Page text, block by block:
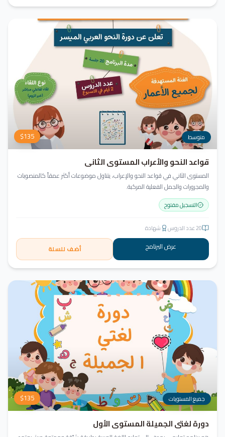
متوسط $135
قواعد النحو والأعراب المستوى الثاني
المستوى الثاني في قواعد النحو والإعراب، يتناول موضوعات أكثر عمقاً كالمنصوبات
والمجرورات والجمل الفعلية المركبة.
التسجيل مفتوح
20عدد الدروس شهادة
عرض البرنامج أضف للسلة
جميع المستويات $135
دورة لغتي الجميلة المستوى الأول